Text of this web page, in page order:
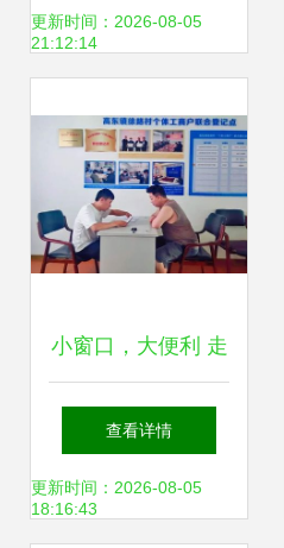
兴化热流道温控箱
更新时间：2026-08-05
21:12:14
小窗口，大便利 走
进浦东新区社区个
体工商户登记点，
查看详情
更新时间：2026-08-05
18:16:43